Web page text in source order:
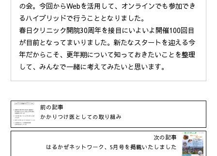
の会。今回からWebを活用して、オンラインでも参加でき
るハイブリッドで行うこととなりました。
春日クリニック開院30周年を接目にいよいよ開催100回目
が目前となってまいりました。新たなスタートを迎える今
年だからこそ、更年期について知っておきたいことを整理
して、みんなで一緒に考えてみたいと思います。
前の記事
かかりつけ医としての取り組み
次の記事
はるかぜネットワーク、5月号を掲載いたしました